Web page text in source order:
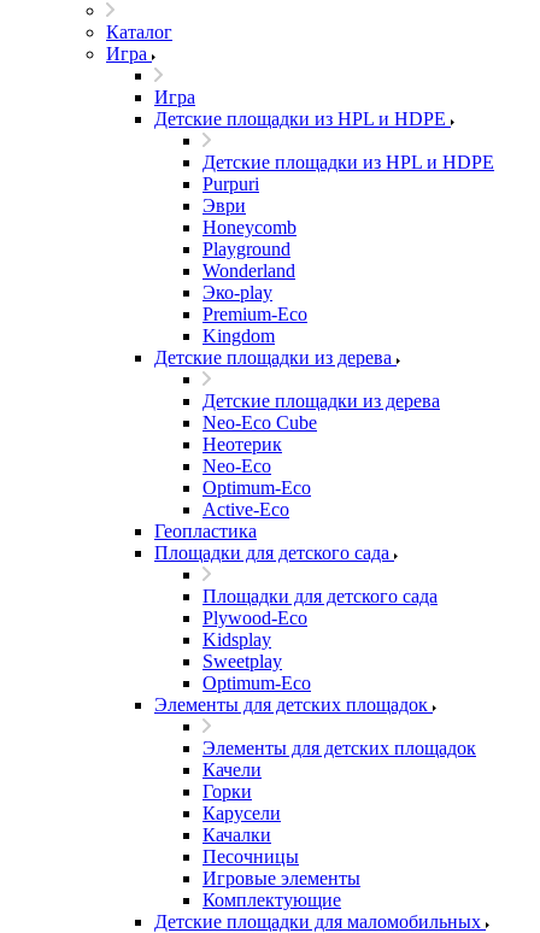
Каталог
Игра
Игра
Детские площадки из HPL и HDPE
Детские площадки из HPL и HDPE
Purpuri
Эври
Honeycomb
Playground
Wonderland
Эко-play
Premium-Eco
Kingdom
Детские площадки из дерева
Детские площадки из дерева
Neo-Eco Cube
Неотерик
Neo-Eco
Оptimum-Еco
Active-Eco
Геопластика
Площадки для детского сада
Площадки для детского сада
Plywood-Eco
Kidsplay
Sweetplay
Оptimum-Еco
Элементы для детских площадок
Элементы для детских площадок
Качели
Горки
Карусели
Качалки
Песочницы
Игровые элементы
Комплектующие
Детские площадки для маломобильных